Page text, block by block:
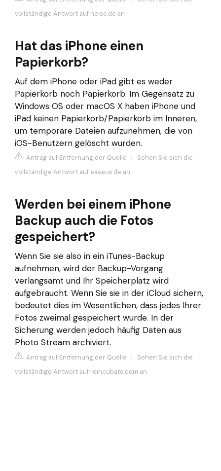
vollständige Antwort auf heise.de an
Hat das iPhone einen
Papierkorb?
Auf dem iPhone oder iPad gibt es weder
Papierkorb noch Papierkorb. Im Gegensatz zu
Windows OS oder macOS X haben iPhone und
iPad keinen Papierkorb/Papierkorb im Inneren,
um temporäre Dateien aufzunehmen, die von
iOS-Benutzern gelöscht wurden.
Antrag auf Entfernung der Quelle | Sehen Sie sich die
vollständige Antwort auf easeus.de an
Werden bei einem iPhone
Backup auch die Fotos
gespeichert?
Wenn Sie sie also in ein iTunes-Backup
aufnehmen, wird der Backup-Vorgang
verlangsamt und Ihr Speicherplatz wird
aufgebraucht. Wenn Sie sie in der iCloud sichern,
bedeutet dies im Wesentlichen, dass jedes Ihrer
Fotos zweimal gespeichert wurde. In der
Sicherung werden jedoch häufig Daten aus
Photo Stream archiviert.
Antrag auf Entfernung der Quelle | Sehen Sie sich die
vollständige Antwort auf reincubate.com an